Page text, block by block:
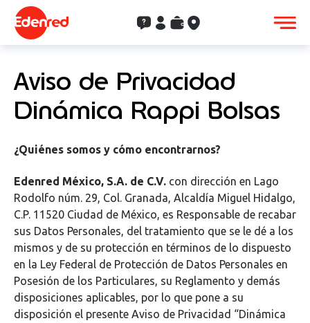
Contacto
Clientes
SaldoAceptación
Aviso de Privacidad
Dinámica Rappi Bolsas
¿Quiénes somos y cómo encontrarnos?
Edenred México, S.A. de C.V. con dirección en Lago
Rodolfo núm. 29, Col. Granada, Alcaldía Miguel Hidalgo,
C.P. 11520 Ciudad de México, es Responsable de recabar
sus Datos Personales, del tratamiento que se le dé a los
mismos y de su protección en términos de lo dispuesto
en la Ley Federal de Protección de Datos Personales en
Posesión de los Particulares, su Reglamento y demás
disposiciones aplicables, por lo que pone a su
disposición el presente Aviso de Privacidad “Dinámica